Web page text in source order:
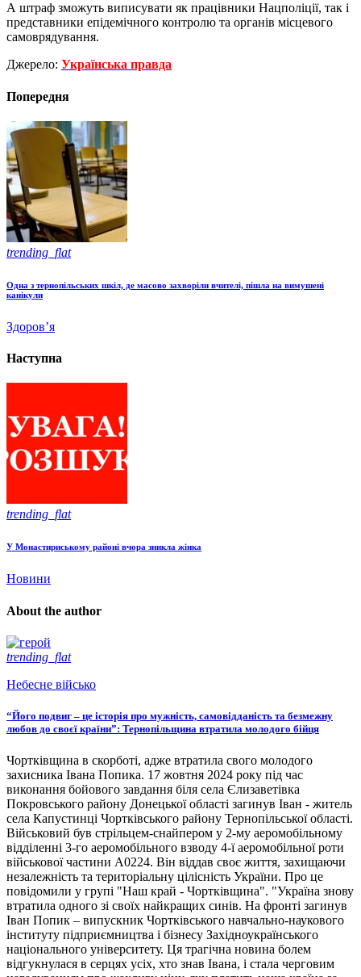
А штраф зможуть виписувати як працівники Нацполіції, так і
представники епідемічного контролю та органів місцевого
самоврядування.
Джерело: Українська правда
Попередня
trending_flat
Одна з тернопільських шкіл, де масово захворіли вчителі, пішла на вимушені
канікули
Здоров’я
Наступна
trending_flat
У Монастириському районі вчора зникла жінка
Новини
About the author
trending_flat
Небесне військо
“Його подвиг – це історія про мужність, самовідданість та безмежну
любов до своєї країни”: Тернопільщина втратила молодого бійця
Чортківщина в скорботі, адже втратила свого молодого
захисника Івана Попика. 17 жовтня 2024 року під час
виконання бойового завдання біля села Єлизаветівка
Покровського району Донецької області загинув Іван - житель
села Капустинці Чортківського району Тернопільської області.
Військовий був стрільцем-снайпером у 2-му аеромобільному
відділенні 3-го аеромобільного взводу 4-ї аеромобільної роти
військової частини А0224. Він віддав своє життя, захищаючи
незалежність та територіальну цілісність України. Про це
повідомили у групі "Наш край - Чортківщина". "Україна знову
втратила одного зі своїх найкращих синів. На фронті загинув
Іван Попик – випускник Чортківського навчально-наукового
інституту підприємництва і бізнесу Західноукраїнського
національного університету. Ця трагічна новина болем
відгукнулася в серцях усіх, хто знав Івана, і стала черговим